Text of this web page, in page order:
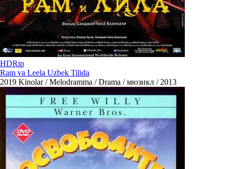
HDRip
Ram va Leela Uzbek Tilida
2019 Kinolar / Melodramma / Drama / мюзикл / 2013